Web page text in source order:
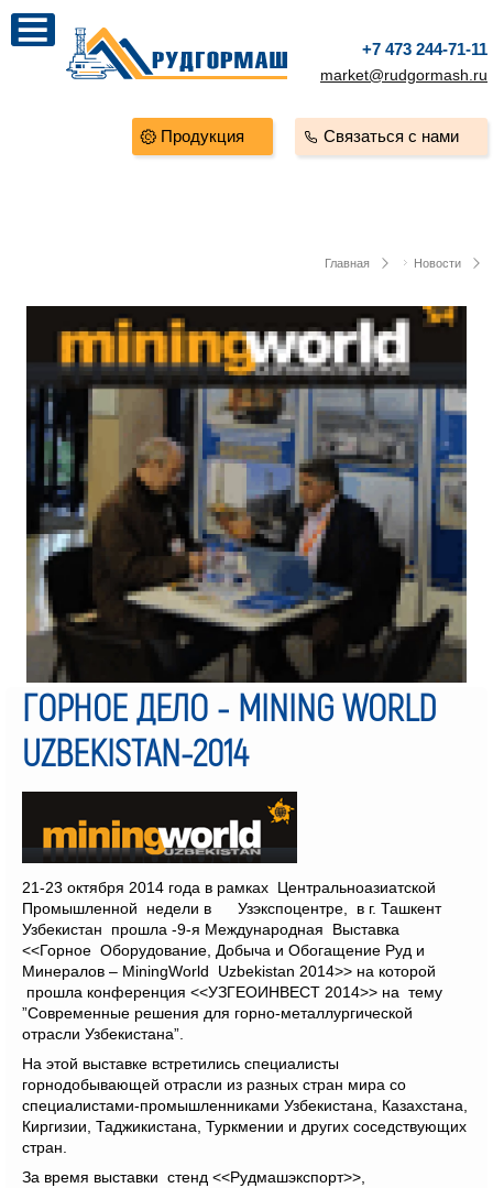
+7 473 244-71-11
market@rudgormash.ru
Связаться с нами
Продукция
Главная Новости
ГОРНОЕ ДЕЛО - MINING WORLD
UZBEKISTAN-2014
21-23 октября 2014 года в рамках Центральноазиатской
Промышленной недели в Узэкспоцентре, в г. Ташкент
Узбекистан прошла -9-я Международная Выставка
<<Горное Оборудование, Добыча и Обогащение Руд и
Минералов – MiningWorld Uzbekistan 2014>> на которой
прошла конференция <<УЗГЕОИНВЕСТ 2014>> на тему
”Современные решения для горно-металлургической
отрасли Узбекистана”.
На этой выставке встретились специалисты
горнодобывающей отрасли из разных стран мира со
специалистами-промышленниками Узбекистана, Казахстана,
Киргизии, Таджикистана, Туркмении и других соседствующих
стран.
За время выставки стенд <<Рудмашэкспорт>>,